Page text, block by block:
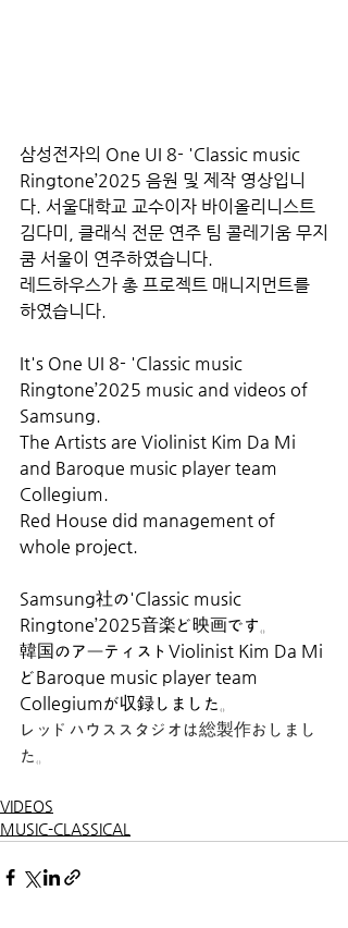
삼성전자의 One UI 8- 'Classic music
Ringtone’2025 음원 및 제작 영상입니
다. 서울대학교 교수이자 바이올리니스트
김다미, 클래식 전문 연주 팀 콜레기움 무지
쿰 서울이 연주하였습니다.
레드하우스가 총 프로젝트 매니지먼트를
하였습니다.
It's One UI 8- 'Classic music
Ringtone’2025 music and videos of
Samsung.
The Artists are Violinist Kim Da Mi
and Baroque music player team
Collegium.
Red House did management of
whole project.
Samsung社の'Classic music
Ringtone’2025音楽ど映画です。
韓国のアーティストViolinist Kim Da Mi
どBaroque music player team
Collegiumが収録しました。
レッドハウススタジオは総製作おしまし
た。
VIDEOS
MUSIC-CLASSICAL